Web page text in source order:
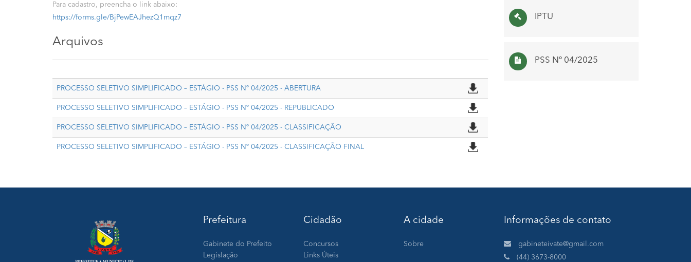
Para cadastro, preencha o link abaixo:
https://forms.gle/BjPewEAJhezQ1mqz7
Arquivos
PROCESSO SELETIVO SIMPLIFICADO – ESTÁGIO - PSS Nº 04/2025 - ABERTURA
PROCESSO SELETIVO SIMPLIFICADO – ESTÁGIO - PSS Nº 04/2025 - REPUBLICADO
PROCESSO SELETIVO SIMPLIFICADO – ESTÁGIO - PSS Nº 04/2025 - CLASSIFICAÇÃO
PROCESSO SELETIVO SIMPLIFICADO – ESTÁGIO - PSS Nº 04/2025 - CLASSIFICAÇÃO FINAL
IPTU
PSS Nº 04/2025
Prefeitura
Gabinete do Prefeito
Legislação
Cidadão
Concursos
Links Úteis
A cidade
Sobre
Informações de contato
gabineteivate@gmail.com
(44) 3673-8000